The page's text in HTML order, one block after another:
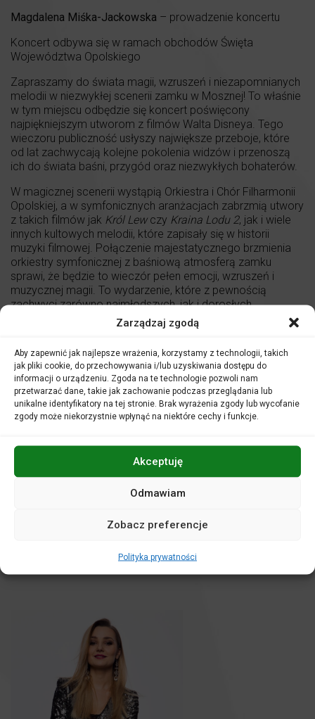
Zarządzaj zgodą
Aby zapewnić jak najlepsze wrażenia, korzystamy z technologii, takich
jak pliki cookie, do przechowywania i/lub uzyskiwania dostępu do
informacji o urządzeniu. Zgoda na te technologie pozwoli nam
przetwarzać dane, takie jak zachowanie podczas przeglądania lub
unikalne identyfikatory na tej stronie. Brak wyrażenia zgody lub wycofanie
zgody może niekorzystnie wpłynąć na niektóre cechy i funkcje.
Akceptuję
Odmawiam
Zobacz preferencje
Polityka prywatności
Magdalena Miśka-Jackowska – prowadzenie koncertu
Koncert odbywa się w ramach obchodów Święta
Województwa Opolskiego
Zapraszamy do świata magii, wzruszeń i niezapomnianych
melodii w niezwykłej scenerii zamku w Mosznej! To właśnie
w tym miejscu odbędzie się koncert poświęcony
najpiękniejszym utworom z filmów Walta Disneya. Tego
wieczoru publiczność usłyszy największe przeboje, które
od lat zachwycają kolejne pokolenia widzów i przenoszą
ich do świata baśni, przygód oraz niezwykłych bohaterów.
W magicznej scenerii wystąpią Orkiestra i Chór Filharmonii
Opolskiej, a w symfonicznych aranżacjach zabrzmią utwory
z takich filmów jak Król Lewczy Kraina Lodu 2, jak i wiele
innych kultowych melodii, które zapisały się w historii
muzyki filmowej. Połączenie majestatycznego brzmienia
orkiestry symfonicznej z baśniową atmosferą zamku
sprawi, że będzie to wieczór pełen emocji, wzruszeń i
muzycznej magii. To wydarzenie, które z pewnością
zachwyci zarówno najmłodszych, jak i dorosłych
miłośników filmowych klasyków.
słuchania muzyki z produkcji Disneya niż ten niezwykły
zamek. Zapraszamy całe rodziny – od najmłodszych
fanów współczesnych animacji po dorosłych, dla których
te melodie są powrotem do najpiękniejszych chwil
dzieciństwa. Będzie to doskonała okazja, by wrócić
w pięknie czarujących, różnorodnych dźwięków, które
razem tworzą niezwykłą, harmonijną całość.
Zapraszamy do wspólnej podróży do świata Disneya –
świata, w którym muzyka pobudza wyobraźnię i
Jeśli potrafisz o czymś marzyć, potrafisz tego dokonać
łącząc potęgę orkiestry symfonicznej z magią miejsca,
które samo w sobie jest legendą.